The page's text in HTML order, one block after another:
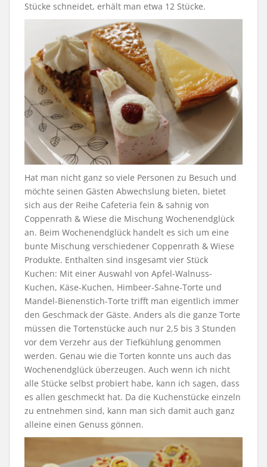
Stücke schneidet, erhält man etwa 12 Stücke.
Hat man nicht ganz so viele Personen zu Besuch und
möchte seinen Gästen Abwechslung bieten, bietet
sich aus der Reihe Cafeteria fein & sahnig von
Coppenrath & Wiese die Mischung Wochenendglück
an. Beim Wochenendglück handelt es sich um eine
bunte Mischung verschiedener Coppenrath & Wiese
Produkte. Enthalten sind insgesamt vier Stück
Kuchen: Mit einer Auswahl von Apfel-Walnuss-
Kuchen, Käse-Kuchen, Himbeer-Sahne-Torte und
Mandel-Bienenstich-Torte trifft man eigentlich immer
den Geschmack der Gäste. Anders als die ganze Torte
müssen die Tortenstücke auch nur 2,5 bis 3 Stunden
vor dem Verzehr aus der Tiefkühlung genommen
werden. Genau wie die Torten konnte uns auch das
Wochenendglück überzeugen. Auch wenn ich nicht
alle Stücke selbst probiert habe, kann ich sagen, dass
es allen geschmeckt hat. Da die Kuchenstücke einzeln
zu entnehmen sind, kann man sich damit auch ganz
alleine einen Genuss gönnen.